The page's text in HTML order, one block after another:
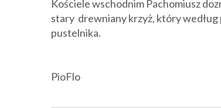
Kościele wschodnim Pachomiusz
stary drewniany krzyż, który według
pustelnika.
PioFlo